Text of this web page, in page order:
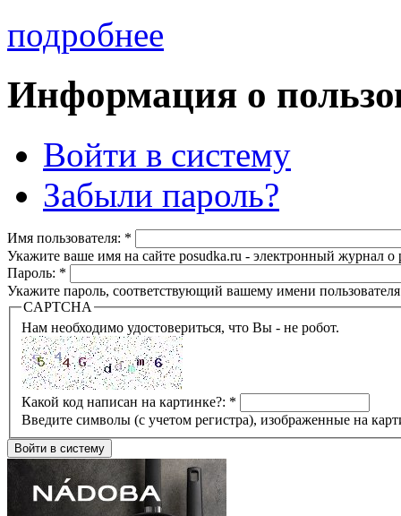
подробнее
Информация о
Войти в систему
Забыли пароль?
Имя пользователя: *
Укажите ваше имя на сайте posudka.ru - электронный журнал
Пароль: *
Укажите пароль, соответствующий вашему имени
CAPTCHA
Нам необходимо удостовериться, что Вы - не робот.
Какой код написан на картинке?: *
Введите символы (с учетом регистра), изображенные на